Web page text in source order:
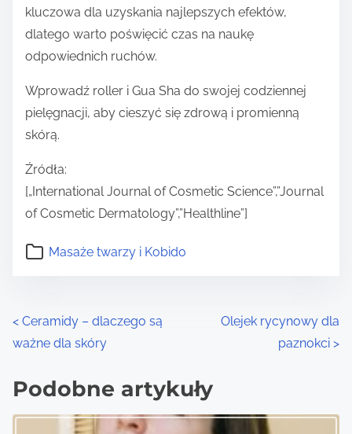
kluczowa dla uzyskania najlepszych efektów,
dlatego warto poświęcić czas na naukę
odpowiednich ruchów.
Wprowadź roller i Gua Sha do swojej codziennej
pielęgnacji, aby cieszyć się zdrową i promienną
skórą.
Źródła:
[„International Journal of Cosmetic Science”,”Journal
of Cosmetic Dermatology”,”Healthline”]
Masaże twarzy i Kobido
P
s
t
< Ceramidy – dlaczego są
ważne dla skóry
Olejek rycynowy dla
paznokci >
Podobne artykuły